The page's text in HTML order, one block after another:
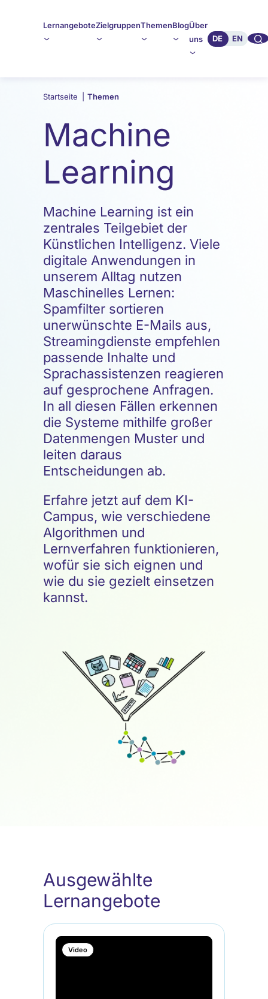
LernangeboteZielgruppenThemenBlogÜber
uns
DE EN 🔍︎︎
Startseite Themen
Machine
Learning
Machine Learning ist ein
zentrales Teilgebiet der
Künstlichen Intelligenz. Viele
digitale Anwendungen in
unserem Alltag nutzen
Maschinelles Lernen:
Spamfilter sortieren
unerwünschte E-Mails aus,
Streamingdienste empfehlen
passende Inhalte und
Sprachassistenzen reagieren
auf gesprochene Anfragen.
In all diesen Fällen erkennen
die Systeme mithilfe großer
Datenmengen Muster und
leiten daraus
Entscheidungen ab.
Erfahre jetzt auf dem KI-
Campus, wie verschiedene
Algorithmen und
Lernverfahren funktionieren,
wofür sie sich eignen und
wie du sie gezielt einsetzen
kannst.
Ausgewählte
Lernangebote
Video